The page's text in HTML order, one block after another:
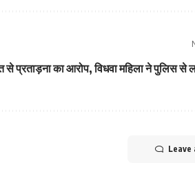
प्रताड़ना का आरोप, विधवा महिला ने पुलिस से
Leave